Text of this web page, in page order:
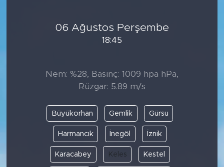
06 Ağustos Perşembe
18:45
Nem: %28, Basınç: 1009 hpa hPa,
Rüzgar: 5.89 m/s
Büyükorhan Gemlik Gürsu
Harmancık İnegöl İznik
Karacabey Keles Kestel
DİNİ
POLİTİKA
EKONOMİ